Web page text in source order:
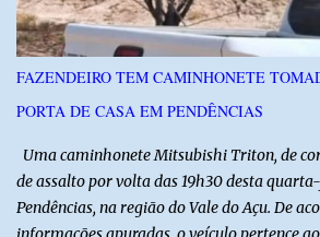
humorista. Durante o atendimento médico,
diagnosticado com “bico de papagaio” na
afirmou ainda que está passando por um
FAZENDEIRO TEM CAMINHONETE
PORTA DE CASA EM PENDÊNCIAS
Uma caminhonete Mitsubishi Triton, de
de assalto por volta das 19h30 desta
Pendências, na região do Vale do Açu. De